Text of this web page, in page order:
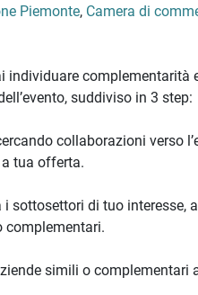
Piemonte, Camera di
individuare
suddiviso in 3 step:
collaborazioni verso
tua offerta.
sottosettori di tuo interesse,
complementari.
simili o